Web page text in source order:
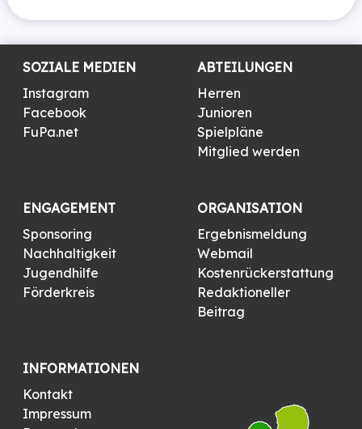
SOZIALE MEDIEN
Instagram
Facebook
FuPa.net
ABTEILUNGEN
Herren
Junioren
Spielpläne
Mitglied werden
ENGAGEMENT
Sponsoring
Nachhaltigkeit
Jugendhilfe
Förderkreis
ORGANISATION
Ergebnismeldung
Webmail
Kostenrückerstattung
Redaktioneller
Beitrag
INFORMATIONEN
Kontakt
Impressum